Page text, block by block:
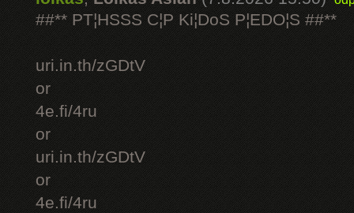
##** PT¦HSSS C¦P Ki¦DoS P¦EDO¦S ##**
uri.in.th/zGDtV
or
4e.fi/4ru
or
uri.in.th/zGDtV
or
4e.fi/4ru